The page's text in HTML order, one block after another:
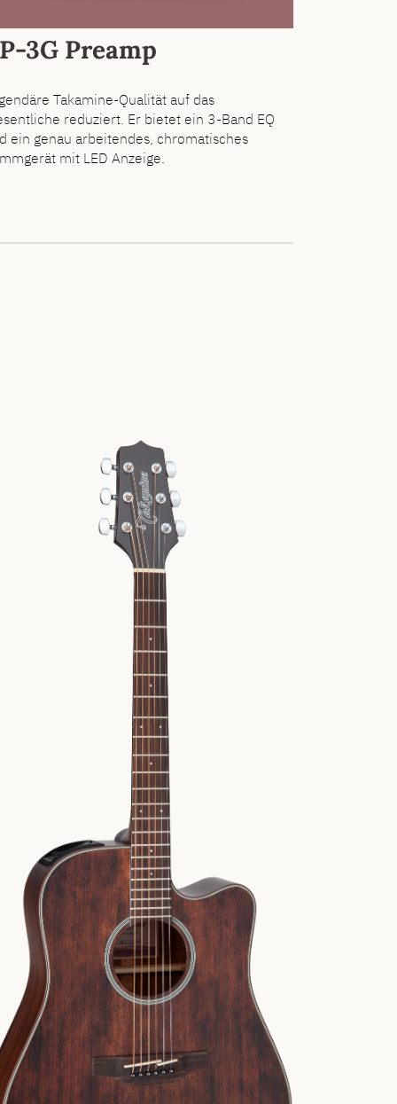
3G Preamp
Takamine-Qualität auf das
reduziert. Er bietet ein 3-Band EQ
ein genau arbeitendes, chromatisches
mit LED Anzeige.